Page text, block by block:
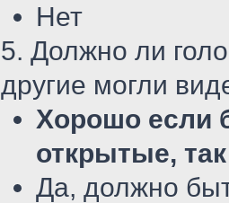
Нет
5. Должно ли
другие могли
Хорошо если
открытые,
Да, должно